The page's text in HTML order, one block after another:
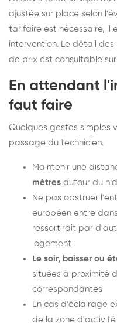
ajustée sur place selon
tarifaire est nécessaire, il
intervention. Le détail
de prix est consultable
En attendant
faut faire
Quelques gestes
passage du technicien.
Maintenir une
mètres autour du
Ne pas obstruer
européen entre
ressortirait par
logement
Le soir, baisser ou
situées à proximité
correspondantes
En cas d'éclairage
de la zone